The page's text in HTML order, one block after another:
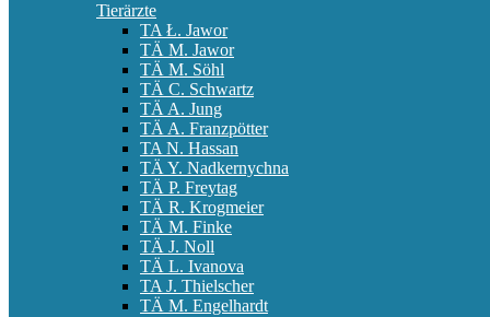
Tierärzte
TA Ł. Jawor
TÄ M. Jawor
TÄ M. Söhl
TÄ C. Schwartz
TÄ A. Jung
TÄ A. Franzpötter
TA N. Hassan
TÄ Y. Nadkernychna
TÄ P. Freytag
TÄ R. Krogmeier
TÄ M. Finke
TÄ J. Noll
TÄ L. Ivanova
TA J. Thielscher
TÄ M. Engelhardt